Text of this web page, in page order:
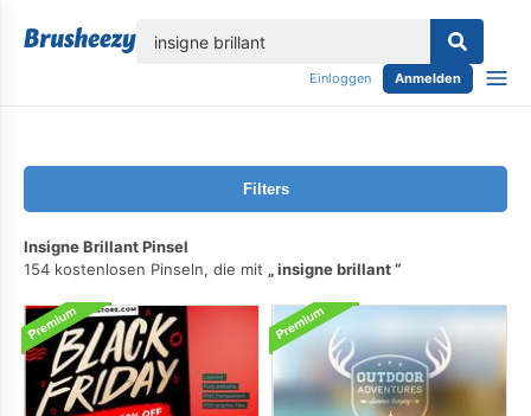
Einloggen Anmelden
Filters
Insigne Brillant Pinsel
154 kostenlosen Pinseln, die mit
insigne brillant